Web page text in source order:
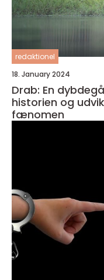
redaktionel
18. January 2024
Drab: En
historien og
fænomen